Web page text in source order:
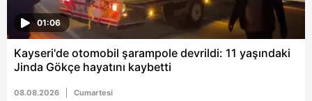
01:06
Kayseri'de otomobil şarampole devrildi: 11 yaşındaki
Jinda Gökçe hayatını kaybetti
08.08.2026 Cumartesi